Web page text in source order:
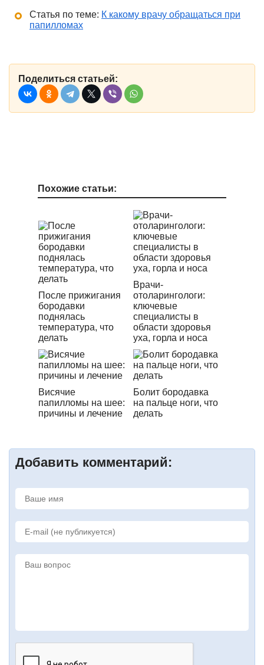
Статья по теме: К какому врачу обращаться при
папилломах
Поделиться статьей:
Похожие статьи:
После прижигания
бородавки
поднялась
температура, что
делать
Врачи-
отоларингологи:
ключевые
специалисты в
области здоровья
уха, горла и носа
Висячие
папилломы на шее:
причины и лечение
Болит бородавка
на пальце ноги, что
делать
Добавить комментарий: